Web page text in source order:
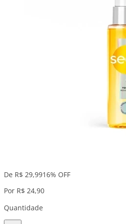
De R$ 29,9916% OFF
Por R$ 24,90
Quantidade